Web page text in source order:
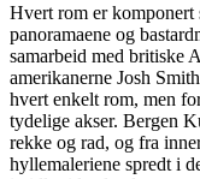
Hvert rom er komponert
panoramaene og
samarbeid med britiske
amerikanerne Josh
hvert enkelt rom, men
tydelige akser. Bergen
rekke og rad, og fra
hyllemaleriene spredt i